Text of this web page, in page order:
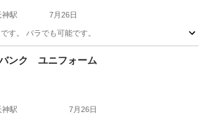
神駅 7月26日
す。 バラでも可能です。
食器
ンク ユニフォーム
神駅 7月26日